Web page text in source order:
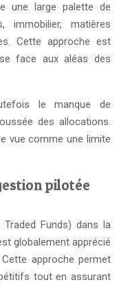
une large palette de
immobilier, matières
Cette approche est
face aux aléas des
le manque de
des allocations.
vue comme une limite
pilotée
Funds) dans la
globalement apprécié
approche permet
tout en assurant